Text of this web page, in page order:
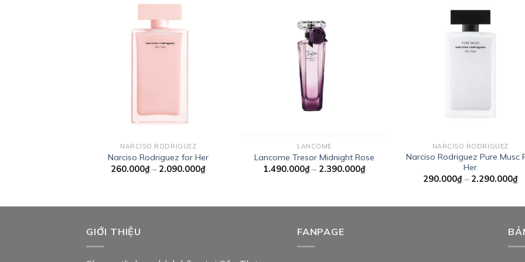
NARCISO RODRIGUEZ
Narciso Rodriguez for Her
260.000₫ – 2.090.000₫Khoảng
2.090.000₫
LANCOME
Lancome Tresor Midnight Rose
1.490.000₫ – 2.390.000₫Khoảng
giá:
2.390.000₫
NARCISO RODRIGUEZ
Narciso Rodriguez Pure Musc
Her
290.000₫ – 2.290.000₫
GIỚI THIỆU FANPAGE